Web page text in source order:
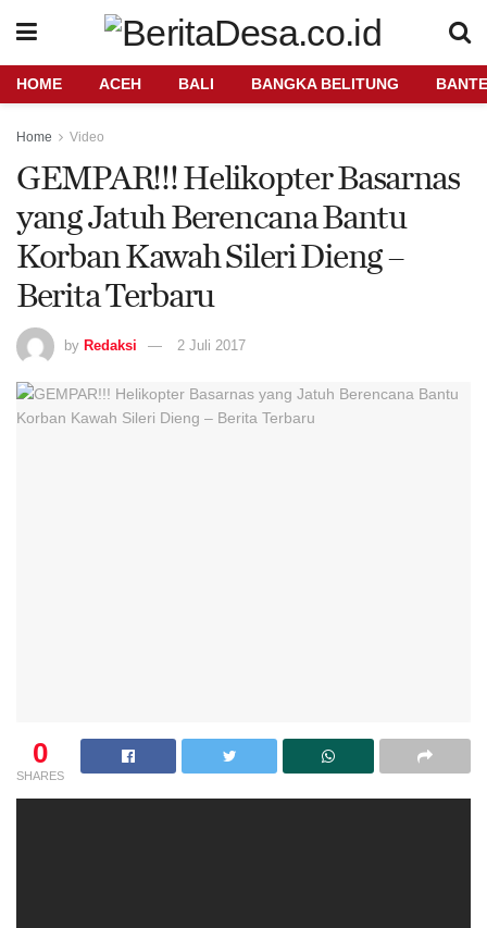
HOME ACEH BALI BANGKA BELITUNG
Home Video
GEMPAR!!! Helikopter Basarnas
yang Jatuh Berencana Bantu
Korban Kawah Sileri Dieng –
Berita Terbaru
by Redaksi 2 Juli 2017
0
SHARES